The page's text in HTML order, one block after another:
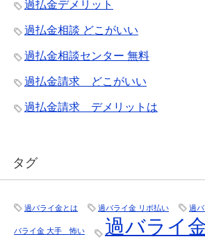
過払金デメリット
過払金相談 どこがいい
過払金相談センター 無料
過払金請求 どこがいい
過払金請求 デメリットは
タグ
過バライ金とは 過バライ金 リボ払い 過
バライ金 大手 怖い
過バライ